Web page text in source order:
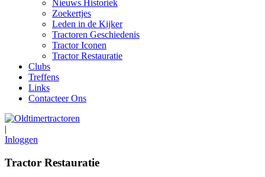
Nieuws Historiek
Zoekertjes
Leden in de Kijker
Tractoren Geschiedenis
Tractor Iconen
Tractor Restauratie
Clubs
Treffens
Links
Contacteer Ons
|
Inloggen
Tractor Restauratie